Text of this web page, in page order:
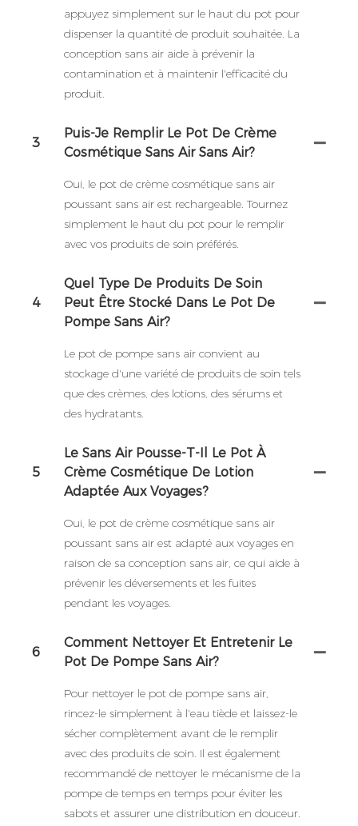
appuyez simplement sur le haut du pot pour
dispenser la quantité de produit souhaitée. La
conception sans air aide à prévenir la
contamination et à maintenir l'efficacité du
produit.
3
Puis-Je Remplir Le Pot De Crème
Cosmétique Sans Air Sans Air?
Oui, le pot de crème cosmétique sans air
poussant sans air est rechargeable. Tournez
simplement le haut du pot pour le remplir
avec vos produits de soin préférés.
4
Quel Type De Produits De Soin
Peut Être Stocké Dans Le Pot De
Pompe Sans Air?
Le pot de pompe sans air convient au
stockage d'une variété de produits de soin tels
que des crèmes, des lotions, des sérums et
des hydratants.
5
Le Sans Air Pousse-T-Il Le Pot À
Crème Cosmétique De Lotion
Adaptée Aux Voyages?
Oui, le pot de crème cosmétique sans air
poussant sans air est adapté aux voyages en
raison de sa conception sans air, ce qui aide à
prévenir les déversements et les fuites
pendant les voyages.
6
Comment Nettoyer Et Entretenir Le
Pot De Pompe Sans Air?
Pour nettoyer le pot de pompe sans air,
rincez-le simplement à l'eau tiède et laissez-le
sécher complètement avant de le remplir
avec des produits de soin. Il est également
recommandé de nettoyer le mécanisme de la
pompe de temps en temps pour éviter les
sabots et assurer une distribution en douceur.